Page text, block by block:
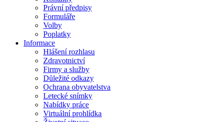
Právní předpisy
Formuláře
Volby
Poplatky
Informace
Hlášení rozhlasu
Zdravotnictví
Firmy a služby
Důležité odkazy
Ochrana obyvatelstva
Letecké snímky
Nabídky práce
Virtuální prohlídka